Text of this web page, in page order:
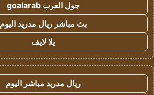
جول العرب goalarab
بث مباشر ريال مدريد اليوم
يلا لايف
ريال مدريد مباشر اليوم